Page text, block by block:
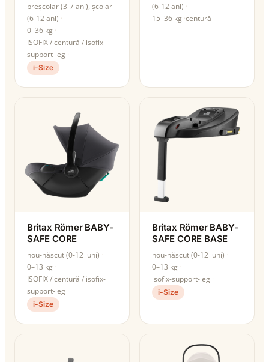
preșcolar (3-7 ani), școlar
(6-12 ani)
0–36 kg
ISOFIX / centură / isofix-
support-leg
i-Size
(6-12 ani)
15–36 kg centură
Britax Römer BABY-
SAFE CORE
nou-născut (0-12 luni)
0–13 kg
ISOFIX / centură / isofix-
support-leg
i-Size
Britax Römer BABY-
SAFE CORE BASE
nou-născut (0-12 luni)
0–13 kg
isofix-support-leg
i-Size